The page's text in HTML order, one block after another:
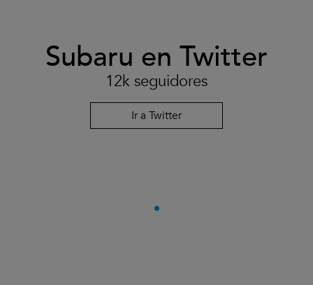
Subaru en Twitter
12k seguidores
Ir a Twitter